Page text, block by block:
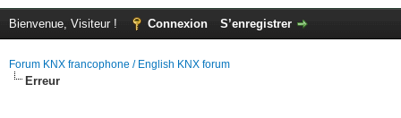
Bienvenue, Visiteur ! Connexion S’enregistrer
Forum KNX francophone / English KNX forum
Erreur